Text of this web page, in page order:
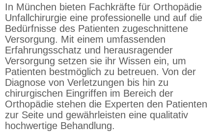
In München bieten Fachkräfte für Orthopädie
Unfallchirurgie eine professionelle und auf die
Bedürfnisse des Patienten zugeschnittene
Versorgung. Mit einem umfassenden
Erfahrungsschatz und herausragender
Versorgung setzen sie ihr Wissen ein, um
Patienten bestmöglich zu betreuen. Von der
Diagnose von Verletzungen bis hin zu
chirurgischen Eingriffen im Bereich der
Orthopädie stehen die Experten den Patienten
zur Seite und gewährleisten eine qualitativ
hochwertige Behandlung.